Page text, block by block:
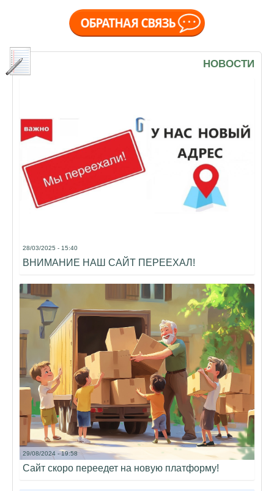
НОВОСТИ
28/03/2025 - 15:40
ВНИМАНИЕ НАШ САЙТ ПЕРЕЕХАЛ!
29/08/2024 - 19:58
Сайт скоро переедет на новую платформу!